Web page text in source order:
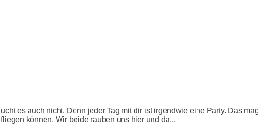
es auch nicht. Denn jeder Tag mit dir ist irgendwie eine Party. Das mag
können. Wir beide rauben uns hier und da...